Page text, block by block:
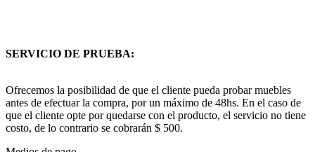
SERVICIO DE PRUEBA:
Ofrecemos la posibilidad de que el cliente pueda probar muebles
antes de efectuar la compra, por un máximo de 48hs. En el caso de
que el cliente opte por quedarse con el producto, el servicio no tiene
costo, de lo contrario se cobrarán $ 500.